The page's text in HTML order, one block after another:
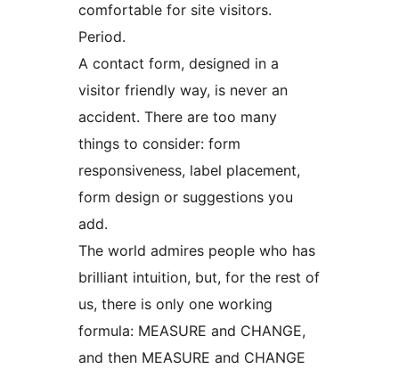
comfortable for site visitors.
Period.
A contact form, designed in a
visitor friendly way, is never an
accident. There are too many
things to consider: form
responsiveness, label placement,
form design or suggestions you
add.
The world admires people who has
brilliant intuition, but, for the rest of
us, there is only one working
formula: MEASURE and CHANGE,
and then MEASURE and CHANGE